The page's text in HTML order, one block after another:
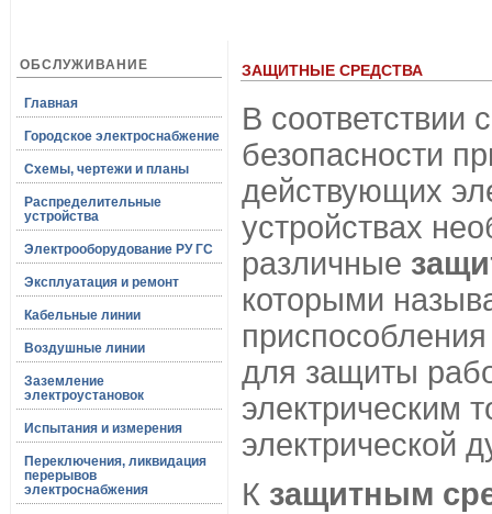
ОБСЛУЖИВАНИЕ
Главная
Городское электроснабжение
Схемы, чертежи и планы
Распределительные
устройства
Электрооборудование РУ ГС
Эксплуатация и ремонт
Кабельные линии
Воздушные линии
Заземление
электроустановок
Испытания и измерения
Переключения, ликвидация
перерывов
электроснабжения
ЗАЩИТНЫЕ СРЕДСТВА
В соответствии
безопасности
действующих
устройствах
различные
которыми
для защиты
электрическим
электрической
К защитным